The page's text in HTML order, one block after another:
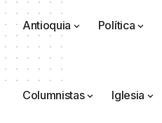
Antioquia Política
Columnistas Iglesia